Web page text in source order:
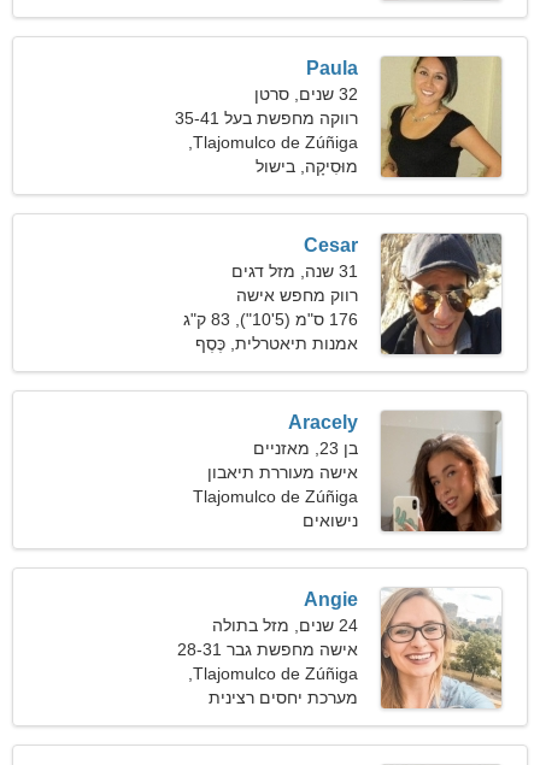
Paula
32 שנים, סרטן
רווקה מחפשת בעל 35-41
מקסיקו
מוּסִיקָה, בישול
Cesar
31 שנה, מזל דגים
רווק מחפש אישה
176 ס"מ (5'10"), 83 ק"ג
(182 פאונד)
אמנות תיאטרלית, כֶּסֶף
Aracely
בן 23, מאזניים
אישה מעוררת תיאבון
מחפשת זוגיות ארוכת טווח
Tlajomulco de Zúñiga
נישואים
Angie
24 שנים, מזל בתולה
אישה מחפשת גבר 28-31
מקסיקו
מערכת יחסים רצינית